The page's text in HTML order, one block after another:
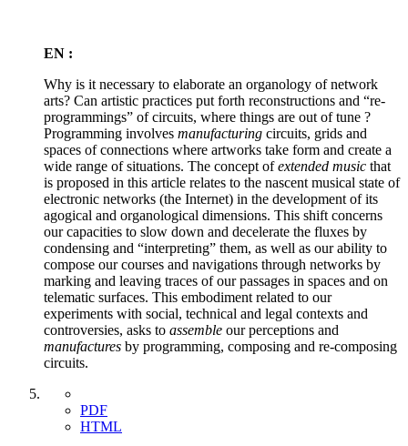
EN :
Why is it necessary to elaborate an organology of network
arts? Can artistic practices put forth reconstructions and “re-
programmings” of circuits, where things are out of tune ?
Programming involves manufacturing circuits, grids and
spaces of connections where artworks take form and create a
wide range of situations. The concept ofextended music that
is proposed in this article relates to the nascent musical state of
electronic networks (the Internet) in the development of its
agogical and organological dimensions. This shift concerns
our capacities to slow down and decelerate the fluxes by
condensing and “interpreting” them, as well as our ability to
compose our courses and navigations through networks by
marking and leaving traces of our passages in spaces and on
telematic surfaces. This embodiment related to our
experiments with social, technical and legal contexts and
controversies, asks to assemble our perceptions and
manufactures by programming, composing and re-composing
circuits.
PDF
HTML